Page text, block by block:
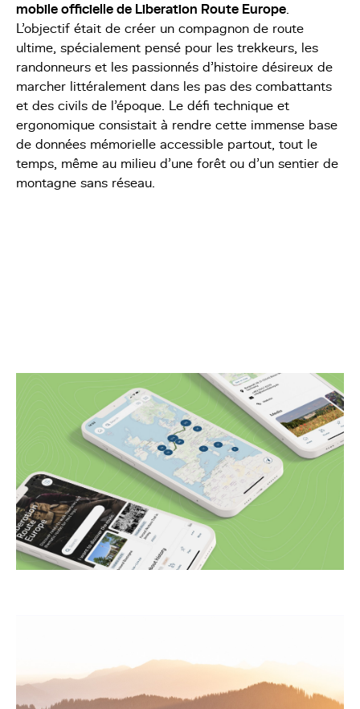
mobile officielle de Liberation Route Europe.
L'objectif était de créer un compagnon de route
ultime, spécialement pensé pour les trekkeurs, les
randonneurs et les passionnés d'histoire désireux de
marcher littéralement dans les pas des combattants
et des civils de l'époque. Le défi technique et
ergonomique consistait à rendre cette immense base
de données mémorielle accessible partout, tout le
temps, même au milieu d'une forêt ou d'un sentier de
montagne sans réseau.